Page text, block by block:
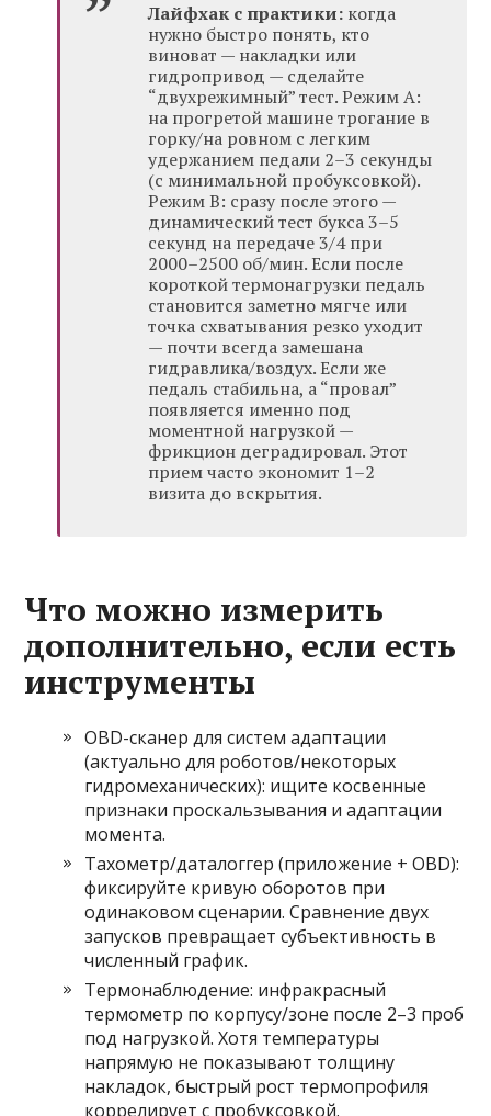
Лайфхак с практики: когда
нужно быстро понять, кто
виноват — накладки или
гидропривод — сделайте
“двухрежимный” тест. Режим А:
на прогретой машине трогание в
горку/на ровном с легким
удержанием педали 2–3 секунды
(с минимальной пробуксовкой).
Режим B: сразу после этого —
динамический тест букса 3–5
секунд на передаче 3/4 при
2000–2500 об/мин. Если после
короткой термонагрузки педаль
становится заметно мягче или
точка схватывания резко уходит
— почти всегда замешана
гидравлика/воздух. Если же
педаль стабильна, а “провал”
появляется именно под
моментной нагрузкой —
фрикцион деградировал. Этот
прием часто экономит 1–2
визита до вскрытия.
Что можно измерить
дополнительно, если есть
инструменты
OBD-сканер для систем адаптации
(актуально для роботов/некоторых
гидромеханических): ищите косвенные
признаки проскальзывания и адаптации
момента.
Тахометр/даталоггер (приложение + OBD):
фиксируйте кривую оборотов при
одинаковом сценарии. Сравнение двух
запусков превращает субъективность в
численный график.
Термонаблюдение: инфракрасный
термометр по корпусу/зоне после 2–3 проб
под нагрузкой. Хотя температуры
напрямую не показывают толщину
накладок, быстрый рост термопрофиля
коррелирует с пробуксовкой.